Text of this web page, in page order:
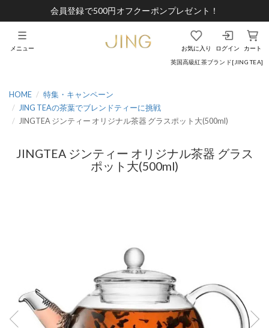
会員登録で500円オフクーポンプレゼント！
英国高級紅茶ブランド[JING TEA]
お気に入り ログイン カート
メニュー
HOME
特集・キャンペーン
JING TEAの茶葉でブレンドティーに挑戦
JINGTEA ジンティー オリジナル茶器 グラスポット大(500ml)
JINGTEA ジンティー オリジナル茶器 グラス
ポット大(500ml)